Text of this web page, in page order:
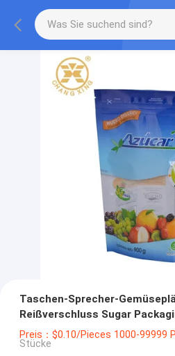
Taschen-Sprecher-
Reißverschluss Sugar
wiederversiegelbares
Preis：$0.10/Pieces 1000-99999
Stücke